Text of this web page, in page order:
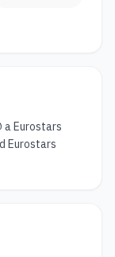
a Eurostars
Eurostars